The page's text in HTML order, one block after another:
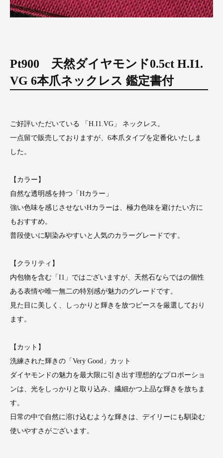
Pt900 天然ダイヤモンド0.5ct H.I1.
VG 6本爪ネックレス 鑑定書付
ご好評いただいている 「H.I1.VG」 ネックレス。
一点留で販売しておりますが、6本爪タイプを定番化いたしま
した。
【カラー】
自然な透明感を持つ「Hカラー」
強い色味を感じさせないHカラーは、極力色味を避けたい方に
もおすすめ。
普段使いに馴染みやすいと人気のカラーグレードです。
【クラリティ】
内包物を含む「I1」ではございますが、天然石ならではの個性
ある表情や唯一無二の特別感が魅力のグレードです。
見た目に美しく、しっかりと輝きを放つピースを厳選しており
ます。
【カット】
洗練された輝きの「Very Good」カット
ダイヤモンドの魅力を最大限に引き出す理想的なプロポーショ
ンは、光をしっかりと取り込み、繊細かつ上品な輝きを放ちま
す。
日常の中で自然に溶け込むような輝きは、デイリーにも馴染む
使いやすさがございます。